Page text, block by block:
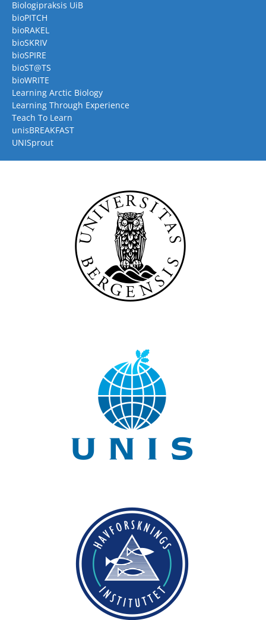
Biologipraksis UiB
bioPITCH
bioRAKEL
bioSKRIV
bioSPIRE
bioST@TS
bioWRITE
Learning Arctic Biology
Learning Through Experience
Teach To Learn
unisBREAKFAST
UNISprout